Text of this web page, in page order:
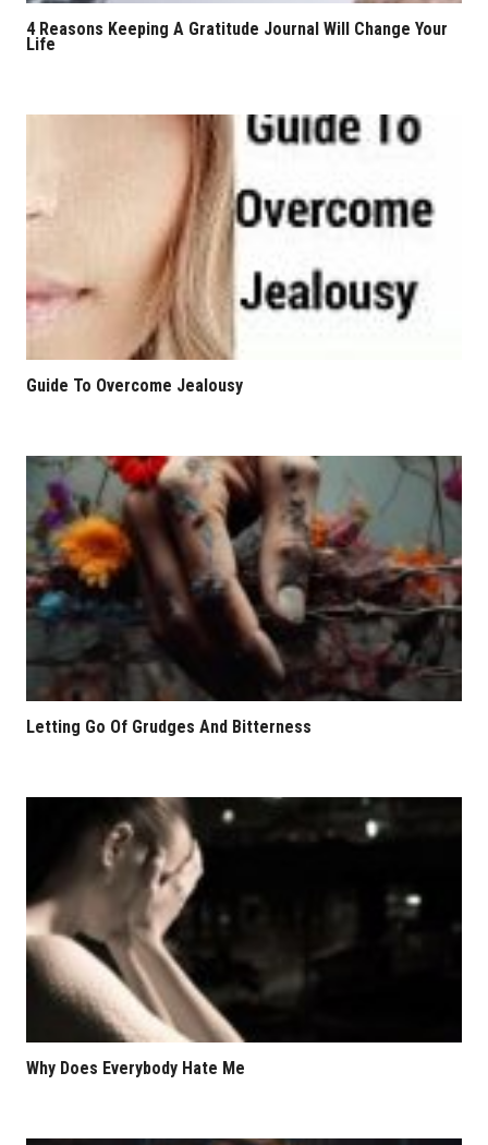
4 Reasons Keeping A Gratitude Journal Will Change Your
Life
Guide To Overcome Jealousy
Letting Go Of Grudges And Bitterness
Why Does Everybody Hate Me